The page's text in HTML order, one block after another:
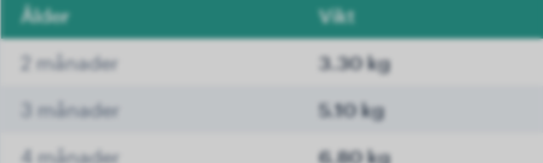
Ålder Vikt
2 månader 3.30 kg
3 månader 5.10 kg
4 månader 6.80 kg